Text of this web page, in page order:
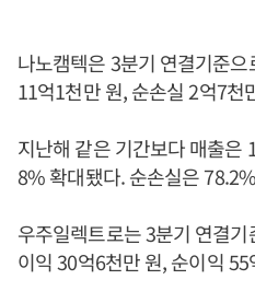
나노캠텍은 3분기 연결기준
11억1천만 원, 순손실 2억7천
지난해 같은 기간보다 매출은
8% 확대됐다. 순손실은
우주일렉트로는 3분기 연결
이익 30억6천만 원, 순이익